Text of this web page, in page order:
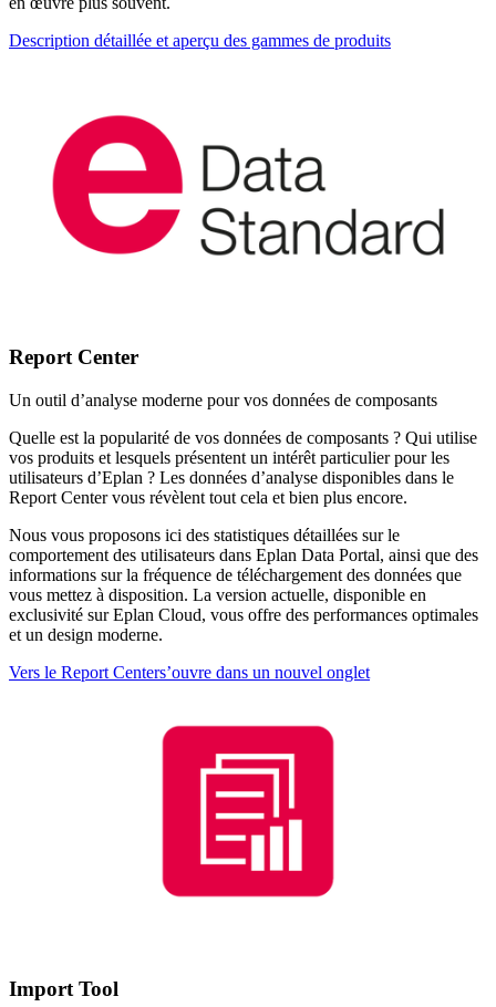
Description détaillée et aperçu des gammes de produits
Report Center
Un outil d’analyse moderne pour vos données de composants
Quelle est la popularité de vos données de composants ? Qui utilise
vos produits et lesquels présentent un intérêt particulier pour les
utilisateurs d’Eplan ? Les données d’analyse disponibles dans le
Report Center vous révèlent tout cela et bien plus encore.
Nous vous proposons ici des statistiques détaillées sur le
comportement des utilisateurs dans Eplan Data Portal, ainsi que des
informations sur la fréquence de téléchargement des données que
vous mettez à disposition. La version actuelle, disponible en
exclusivité sur Eplan Cloud, vous offre des performances optimales
et un design moderne.
Vers le Report Centers’ouvre dans un nouvel onglet
Import Tool